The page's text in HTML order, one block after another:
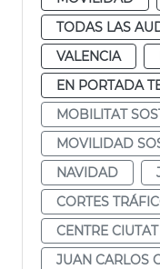
TODAS LAS
VALENCIA
EN PORTADA
MOBILITAT
MOVILIDAD
NAVIDAD
CORTES
CENTRE CIUTAT
JUAN CARLOS